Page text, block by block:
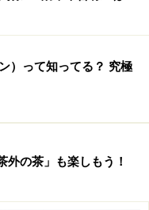
）って知ってる？ 究極
の茶」も楽しもう！